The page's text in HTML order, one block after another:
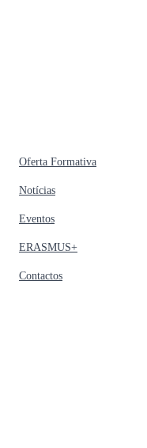
Oferta Formativa
Notícias
Eventos
ERASMUS+
Contactos